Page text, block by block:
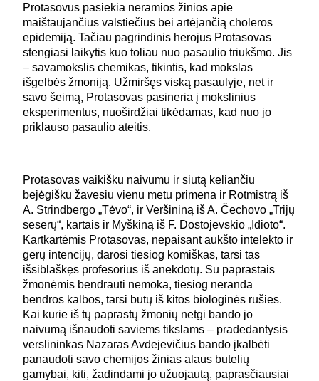
Protasovus pasiekia neramios žinios apie
maištaujančius valstiečius bei artėjančią choleros
epidemiją. Tačiau pagrindinis herojus Protasovas
stengiasi laikytis kuo toliau nuo pasaulio triukšmo. Jis
– savamokslis chemikas, tikintis, kad mokslas
išgelbės žmoniją. Užmiršęs viską pasaulyje, net ir
savo šeimą, Protasovas pasineria į mokslinius
eksperimentus, nuoširdžiai tikėdamas, kad nuo jo
priklauso pasaulio ateitis.
Protasovas vaikišku naivumu ir siutą keliančiu
bejėgišku žavesiu vienu metu primena ir Rotmistrą iš
A. Strindbergo „Tėvo“, ir Veršininą iš A. Čechovo „Trijų
seserų“, kartais ir Myškiną iš F. Dostojevskio „Idioto“.
Kartkartėmis Protasovas, nepaisant aukšto intelekto ir
gerų intencijų, darosi tiesiog komiškas, tarsi tas
išsiblaškęs profesorius iš anekdotų. Su paprastais
žmonėmis bendrauti nemoka, tiesiog neranda
bendros kalbos, tarsi būtų iš kitos biologinės rūšies.
Kai kurie iš tų paprastų žmonių netgi bando jo
naivumą išnaudoti saviems tikslams – pradedantysis
verslininkas Nazaras Avdejevičius bando įkalbėti
panaudoti savo chemijos žinias alaus butelių
gamybai, kiti, žadindami jo užuojautą, paprasčiausiai